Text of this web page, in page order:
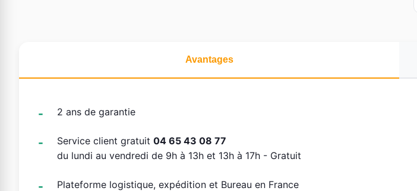
Avantages
2 ans de garantie
Service client gratuit 04 65 43 08 77
du lundi au vendredi de 9h à 13h et 13h à 17h - Gratuit
Plateforme logistique, expédition et Bureau en France